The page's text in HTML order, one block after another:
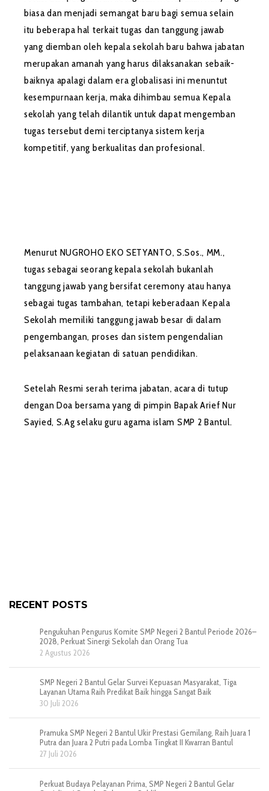
biasa dan menjadi semangat baru bagi semua selain
itu beberapa hal terkait tugas dan tanggung jawab
yang diemban oleh kepala sekolah baru bahwa jabatan
merupakan amanah yang harus dilaksanakan sebaik-
baiknya apalagi dalam era globalisasi ini menuntut
kesempurnaan kerja, maka dihimbau semua Kepala
sekolah yang telah dilantik untuk dapat mengemban
tugas tersebut demi terciptanya sistem kerja
kompetitif, yang berkualitas dan profesional.
Menurut NUGROHO EKO SETYANTO, S.Sos., MM.,
tugas sebagai seorang kepala sekolah bukanlah
tanggung jawab yang bersifat ceremony atau hanya
sebagai tugas tambahan, tetapi keberadaan Kepala
Sekolah memiliki tanggung jawab besar di dalam
pengembangan, proses dan sistem pengendalian
pelaksanaan kegiatan di satuan pendidikan.
Setelah Resmi serah terima jabatan, acara di tutup
dengan Doa bersama yang di pimpin Bapak Arief Nur
Sayied, S.Ag selaku guru agama islam SMP 2 Bantul.
RECENT POSTS
Pengukuhan Pengurus Komite SMP Negeri 2 Bantul Periode 2026–
2028, Perkuat Sinergi Sekolah dan Orang Tua
2 Agustus 2026
SMP Negeri 2 Bantul Gelar Survei Kepuasan Masyarakat, Tiga
Layanan Utama Raih Predikat Baik hingga Sangat Baik
30 Juli 2026
Pramuka SMP Negeri 2 Bantul Ukir Prestasi Gemilang, Raih Juara 1
Putra dan Juara 2 Putri pada Lomba Tingkat II Kwarran Bantul
27 Juli 2026
Perkuat Budaya Pelayanan Prima, SMP Negeri 2 Bantul Gelar